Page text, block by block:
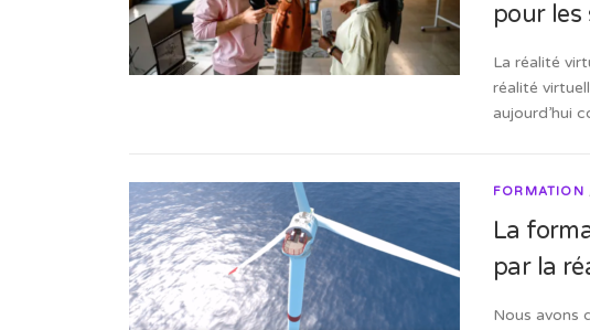
pour les
La réalité
réalité
aujourd’hui
FORMATION
La
par la
Nous avons